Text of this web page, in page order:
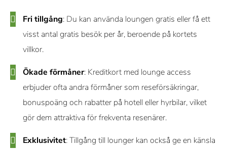
Fri tillgång: Du kan använda loungen gratis eller få ett
visst antal gratis besök per år, beroende på kortets
villkor.
Ökade förmåner: Kreditkort med lounge access
erbjuder ofta andra förmåner som reseförsäkringar,
bonuspoäng och rabatter på hotell eller hyrbilar, vilket
gör dem attraktiva för frekventa resenärer.
Exklusivitet: Tillgång till lounger kan också ge en känsla